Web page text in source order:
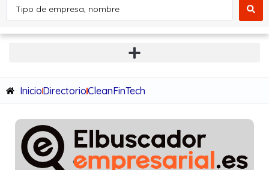
InicioDirectorioCleanFinTech